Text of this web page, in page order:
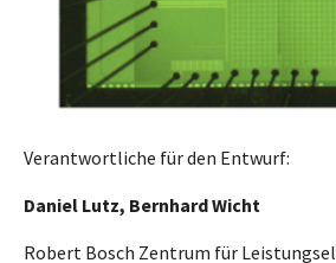
Verantwortliche für den Entwurf:
Daniel Lutz, Bernhard Wicht
Robert Bosch Zentrum für